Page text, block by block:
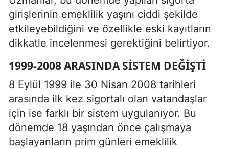
girişlerinin emeklilik yaşını ciddi şekilde
etkileyebildiğini ve özellikle eski kayıtların
dikkatle incelenmesi gerektiğini belirtiyor.
1999-2008 ARASINDA SISTEM DEĞIŞTI
8 Eylül 1999 ile 30 Nisan 2008 tarihleri
arasında ilk kez sigortalı olan vatandaşlar
için ise farklı bir sistem uygulanıyor. Bu
dönemde 18 yaşından önce çalışmaya
başlayanların prim günleri emeklilik